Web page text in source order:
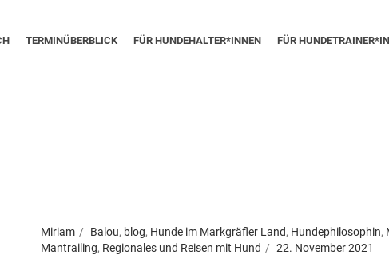
TERMINÜBERBLICK FÜR HUNDEHALTER*INNEN FÜR
Miriam Balou, blog, Hunde im Markgräfler Land, Hundephilosophin,
Mantrailing, Regionales und Reisen mit Hund 22. November 2021